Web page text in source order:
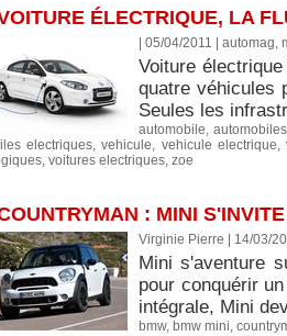
ÉLECTRIQUE, LA
| 05/04/2011 automag,
Voiture
quatre véhicules
Seules les
automobile, automobiles
electriques,vehicule, vehicule electrique,
, voitures electriques, zoe
: MINI
Virginie Pierre | 14/03/
Mini s'aventure
pour conquérir
intégrale, Mini
bmw, bmw mini,